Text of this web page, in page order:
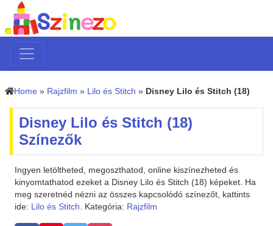
Home » Rajzfilm » Lilo és Stitch » Disney Lilo és Stitch (18)
Disney Lilo és Stitch (18)
Színezők
Ingyen letöltheted, megoszthatod, online kiszínezheted és
kinyomtathatod ezeket a Disney Lilo és Stitch (18) képeket. Ha
meg szeretnéd nézni az összes kapcsolódó színezőt, kattints
ide: Lilo és Stitch. Kategória: Rajzfilm